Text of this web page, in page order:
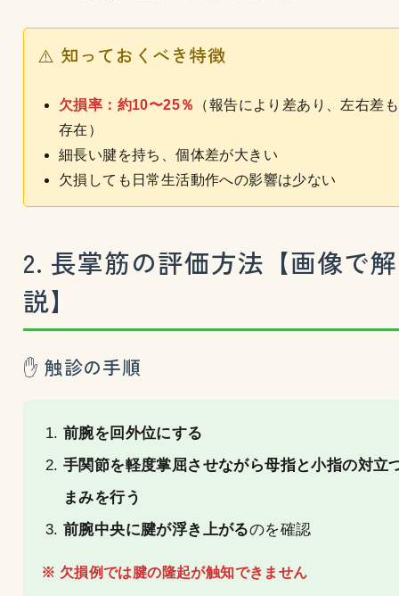
⚠️ 知っておくべき特徴
欠損率：約10〜25％
（報告により差あり、左右差も
存在）
細長い腱を持ち、個体差が大きい
欠損しても日常生活動作への影響は少ない
2. 長掌筋の評価方法【画像で解
説】
✋ 触診の手順
前腕を回外位にする
手関節を軽度掌屈させながら母指と小指の対立
まみを行う
前腕中央に腱が浮き上がるのを確認
※ 欠損例では腱の隆起が触知できません